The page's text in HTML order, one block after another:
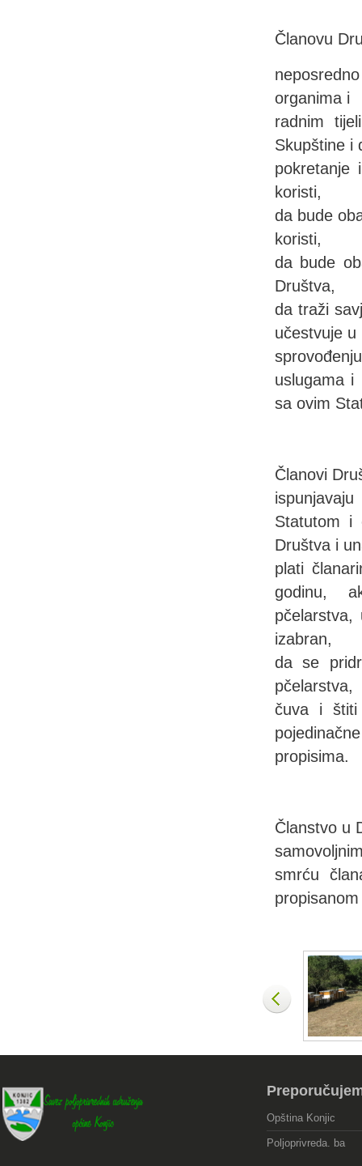
Članovu
organima i
radnim
Skupštine i
pokretanje
koristi,
da bude
koristi,
da bude
Društva,
da traži
učestvuje u
uslugama i
sa ovim
Članovi
Statutom i
Društva i
plati
godinu,
izabran,
da se
pčelarstva,
čuva i štiti
propisima.
Članstvo u
smrću
Opština Konjic
Poljoprivreda. ba